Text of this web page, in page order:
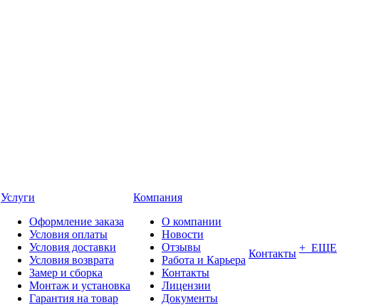
Услуги
Оформление заказа
Условия оплаты
Условия доставки
Условия возврата
Замер и сборка
Монтаж и установка
Гарантия на товар
Компания
О компании
Новости
Отзывы
Работа и Карьера
Контакты
Лицензии
Документы
Контакты + ЕЩЕ